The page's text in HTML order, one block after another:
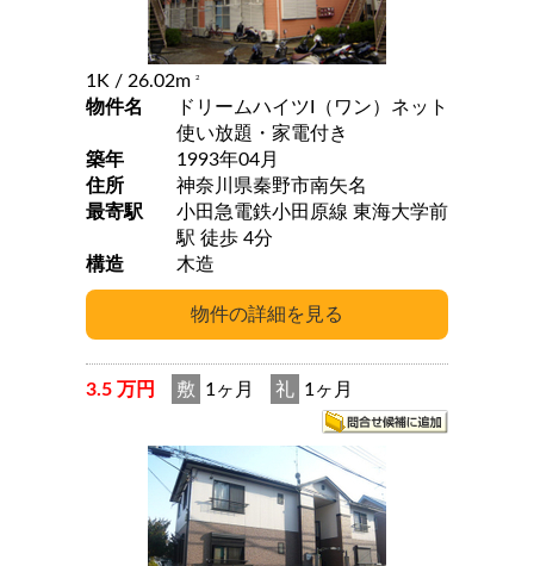
1K / 26.02m 2
物件名
ドリームハイツI（ワン）ネット
使い放題・家電付き
築年
1993年04月
住所
神奈川県秦野市南矢名
最寄駅
小田急電鉄小田原線 東海大学前
駅 徒歩 4分
構造
木造
3.5 万円 敷 1ヶ月 礼 1ヶ月